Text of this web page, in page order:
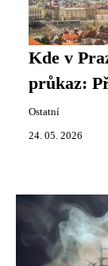
Kde v
průkaz:
Ostatní
24. 05. 2026